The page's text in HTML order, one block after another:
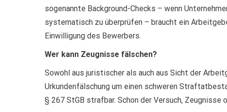
sogenannte Background-Checks – wenn
systematisch zu überprüfen – braucht ein
Einwilligung des Bewerbers.
Wer kann Zeugnisse fälschen?
Sowohl aus juristischer als auch aus Sicht der
Urkundenfälschung um einen schweren
§ 267 StGB strafbar. Schon der Versuch,